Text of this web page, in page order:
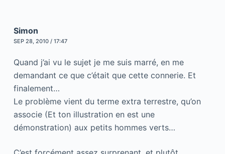
Simon
SEP 28, 2010 / 17:47
Quand j’ai vu le sujet je me suis marré, en me
demandant ce que c’était que cette connerie. Et
finalement…
Le problème vient du terme extra terrestre, qu’on
associe (Et ton illustration en est une
démonstration) aux petits hommes verts…